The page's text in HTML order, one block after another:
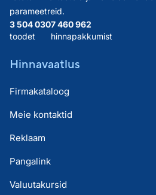
parameetreid.
3 504 030
toodet
7 460 962
hinnapakkumist
Hinnavaatlus
Firmakataloog
Meie kontaktid
Reklaam
Pangalink
Valuutakursid